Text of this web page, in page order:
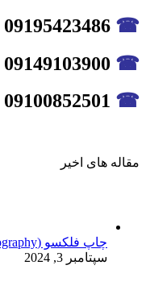
☎
☎
☎
مقاله های اخیر
چاپ فلکسو (Flexography) و مقایسه با انواع چاپ | ق
سپتامبر 3, 2024